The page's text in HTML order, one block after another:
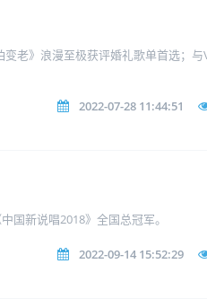
老》浪漫至极获评婚礼歌单首选；与
2022-07-28 11:44:51
国新说唱2018》全国总冠军。
2022-09-14 15:52:29